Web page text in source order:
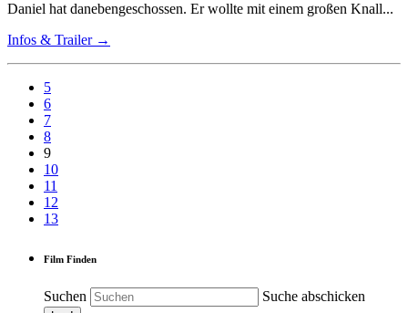
Daniel hat danebengeschossen. Er wollte mit einem großen Knall...
Infos & Trailer →
5
6
7
8
9
10
11
12
13
Film Finden
Suchen Suche abschicken